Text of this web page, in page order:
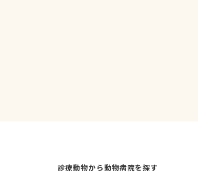
診療動物から動物病院を探す